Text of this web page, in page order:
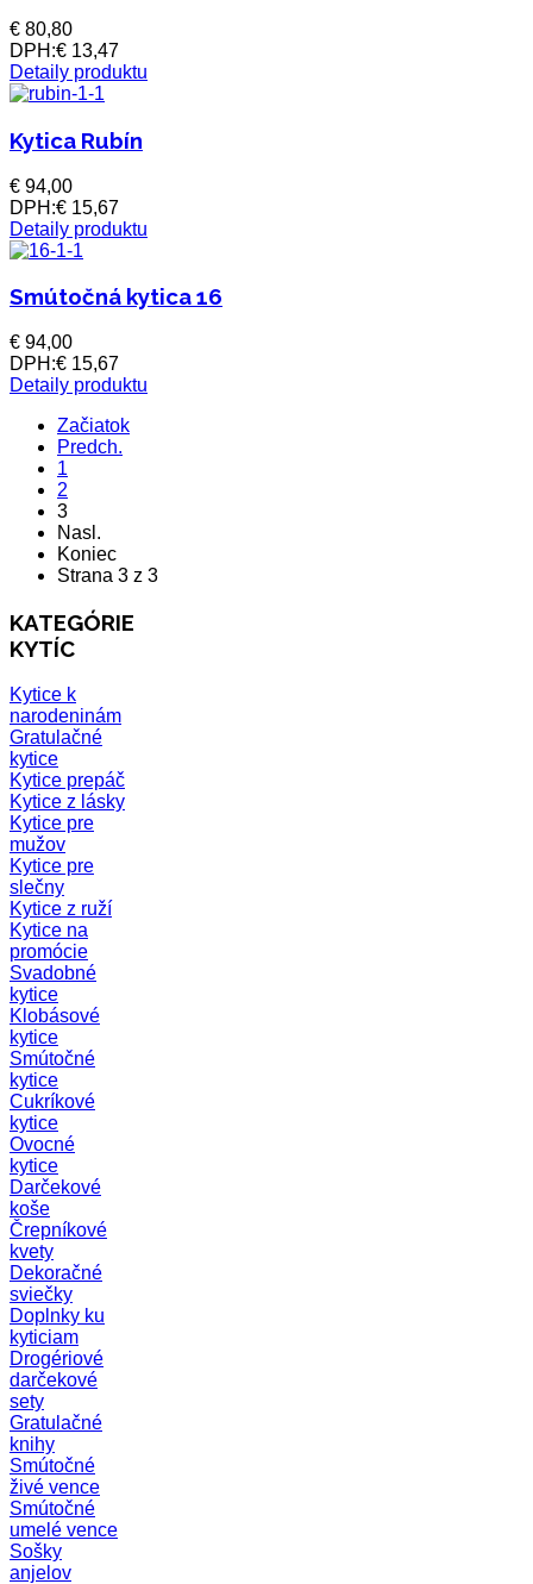
€ 80,80
DPH:€ 13,47
Detaily produktu
Kytica Rubín
€ 94,00
DPH:€ 15,67
Detaily produktu
Smútočná kytica 16
€ 94,00
DPH:€ 15,67
Detaily produktu
Začiatok
Predch.
1
2
3
Nasl.
Koniec
Strana 3 z 3
KATEGÓRIE
KYTÍC
Kytice k
narodeninám
Gratulačné
kytice
Kytice prepáč
Kytice z lásky
Kytice pre
mužov
Kytice pre
slečny
Kytice z ruží
Kytice na
promócie
Svadobné
kytice
Klobásové
kytice
Smútočné
kytice
Cukríkové
kytice
Ovocné
kytice
Darčekové
koše
Črepníkové
kvety
Dekoračné
sviečky
Doplnky ku
kyticiam
Drogériové
darčekové
sety
Gratulačné
knihy
Smútočné
živé vence
Smútočné
umelé vence
Sošky
anjelov